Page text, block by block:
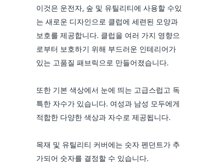
이것은 운전자, 숲 및 유틸리티에 사용할 수있
는 새로운 디자인으로 클럽에 세련된 모양과
보호를 제공합니다. 클럽을 여러 가지 영향으
로부터 보호하기 위해 부드러운 인테리어가
있는 고품질 패브릭으로 만들어졌습니다.
또한 기본 색상에서 눈에 띄는 고급스럽고 독
특한 자수가 있습니다. 여성과 남성 모두에게
적합한 다양한 색상과 자수로 제공됩니다.
목재 및 유틸리티 커버에는 숫자 펜던트가 추
가되어 숫자를 결정할 수 있습니다.